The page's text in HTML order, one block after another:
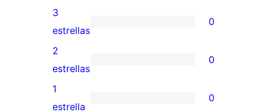
5
estrellas
valoraciones
de
4
estrellas
0
valoraciones
de
3
estrellas
3
estrellas
0
0
valoraciones
de
2
estrellas
0
0
1
estrella
0